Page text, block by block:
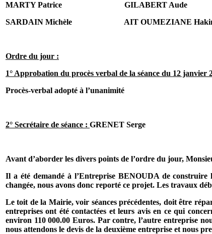
MARTY Patrice
GILABERT Aude
SARDAIN Michèle
AIT OUMEZIANE
Ordre du jour :
1° Approbation du procès verbal de la séance du 12 janvier
Procès-verbal adopté à l’unanimité
2° Secrétaire de séance : GRENET Serge
Avant d’aborder les divers points de l’ordre du jour,
Il a été demandé à l’Entreprise BENOUDA de
changée, nous avons donc reporté ce projet. Les travaux
Le toit de la Mairie, voir séances précédentes, doit être
entreprises ont été contactées et leurs avis en ce qui
environ 110 000.00 Euros. Par contre, l’autre entreprise
nous attendons le devis de la deuxième entreprise et nous